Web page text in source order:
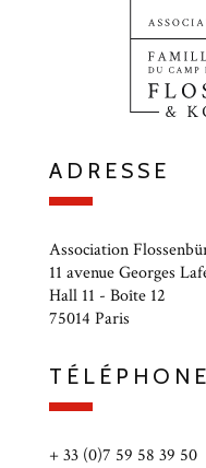
ADRESSE
Association
11 avenue Georges
Hall 11 - Boîte 12
75014 Paris
TÉLÉPHONE
+ 33 (0)7 59 58 39 50